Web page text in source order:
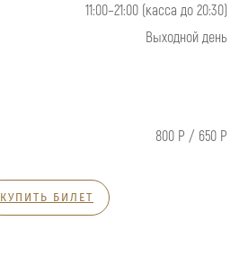
11:00–21:00 (касса до 20:30)
Выходной день
800 Р / 650 Р
КУПИТЬ БИЛЕТ